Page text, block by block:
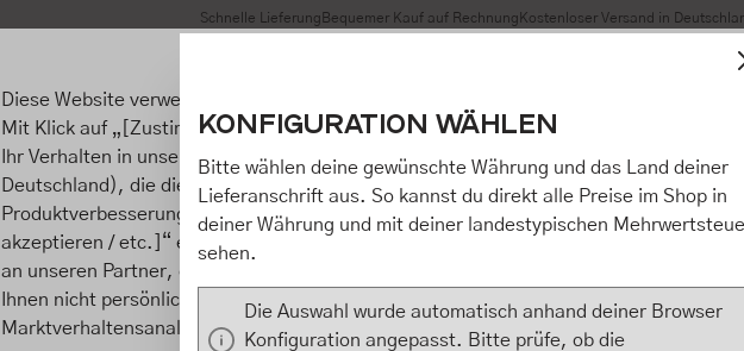
Schnelle Lieferung Bequemer Kauf auf Rechnung Kostenloser Versand in
Diese Website verwendet Cookies, um eine bestmögliche Erfahrung bieten zu können.
Mit Klick auf „[Zustimmen / Alles akzeptieren / etc.]“ erteilen Sie Ihre Einwilligung
Ihr Verhalten in unserem Shop an unseren Partner, die shopware AG (Ebbinghoff 10,
Deutschland), die diese Daten Ihnen nicht persönlich zuordnen kann, sie aber zu
Produktverbesserungen, Marktverhaltensanalysen) verarbeiten darf. Mit Klick auf
akzeptieren / etc.]“ erteilen Sie Ihre Einwilligung auch in die Weitergabe über Ihr
an unseren Partner, die shopware AG (Ebbinghoff 10, 48624 Schöppingen,
Ihnen nicht persönlich zuordnen kann, sie aber zu eigenen Zwecken (z.B.
Marktverhaltensanalysen) verarbeiten darf.
KONFIGURATION WÄHLEN
Bitte wählen deine gewünschte Währung und das Land deiner
Lieferanschrift aus. So kannst du direkt alle Preise im Shop in
deiner Währung und mit deiner landestypischen
sehen.
Die Auswahl wurde automatisch anhand deiner Browser
Konfiguration angepasst. Bitte prüfe, ob die